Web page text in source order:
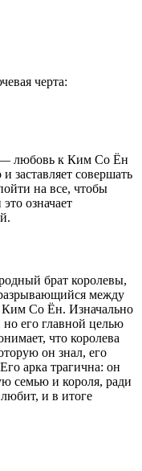
черта:
— любовь к Ким Со Ён
заставляет совершать
на все, чтобы
означает
брат королевы,
между
Со Ён. Изначально
его главной целью
что королева
он знал, его
арка трагична: он
семью и короля, ради
и в итоге